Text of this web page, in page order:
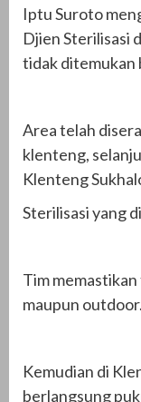
Iptu Suroto
Djien Sterilisasi
tidak ditemukan
Area telah
klenteng,
Klenteng
Sterilisasi yang
Tim
maupun outdoor.
Kemudian di
berlangsung